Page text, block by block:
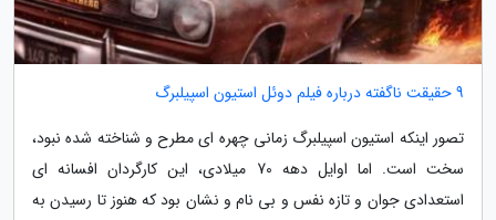
9 حقیقت ناگفته درباره فیلم دوئل استیون اسپیلبرگ
تصور اینکه استیون اسپیلبرگ زمانی چهره ای مطرح و شناخته شده نبود،
سخت است. اما اوایل دهه 70 میلادی، این کارگردان افسانه ای
استعدادی جوان و تازه نفس و بی نام و نشان بود که هنوز تا رسیدن به